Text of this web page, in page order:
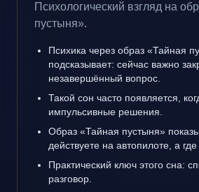
Психологический взгляд на
пустыня».
Психика через образ «Тайная
подсказывает: сейчас важно
незавершённый вопрос.
Такой сон часто появляется,
импульсивные решения.
Образ «Тайная пустыня»
действуете на автопилоте, а
Практический ключ этого сна:
разговор.